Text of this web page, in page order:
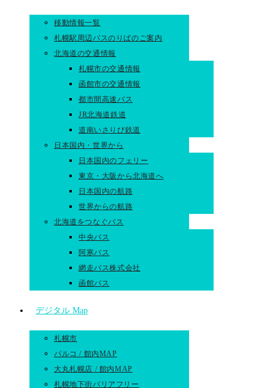
移動情報一覧
札幌駅周辺バスのりばのご案内
北海道の交通情報
札幌市の交通情報
函館市の交通情報
都市間高速バス
JR北海道鉄道
道南いさりび鉄道
日本国内・世界から
日本国内のフェリー
東京・大阪から北海道へ
日本国内の航路
世界からの航路​
北海道をつなぐバス
中央バス
阿寒バス
網走バス株式会社
函館バス
デジタル Map
札幌市
パルコ / 館内MAP
大丸札幌店 / 館内MAP
札幌地下街バリアフリー